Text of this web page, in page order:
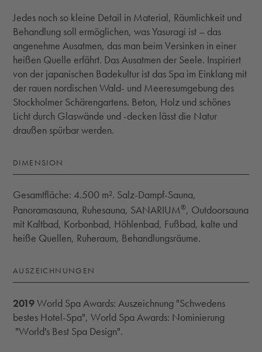
Jedes noch so kleine Detail in Material, Räumlichkeit und
Behandlung soll ermöglichen, was Yasuragi ist – das
angenehme Ausatmen, das man beim Versinken in einer
heißen Quelle erfährt. Das Ausatmen der Seele. Inspiriert
von der japanischen Badekultur ist das Spa im Einklang mit
der rauen nordischen Wald- und Meeresumgebung des
Stockholmer Schärengartens. Beton, Holz und schönes
Licht durch Glaswände und -decken lässt die Natur
draußen spürbar werden.
DIMENSION
Gesamtfläche: 4.500 m². Salz-Dampf-Sauna,
Panoramasauna, Ruhesauna, SANARIUM®, Outdoorsauna
mit Kaltbad, Korbonbad, Höhlenbad, Fußbad, kalte und
heiße Quellen, Ruheraum, Behandlungsräume.
AUSZEICHNUNGEN
2019World Spa Awards: Auszeichnung "Schwedens
bestes Hotel-Spa", World Spa Awards: Nominierung
"World's Best Spa Design".